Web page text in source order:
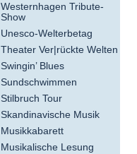
Westernhagen Tribute-
Show
Unesco-Welterbetag
Theater Ver|rückte Welten
Swingin’ Blues
Sundschwimmen
Stilbruch Tour
Skandinavische Musik
Musikkabarett
Musikalische Lesung